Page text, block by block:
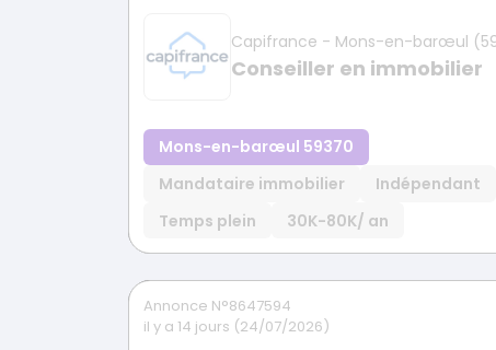
Capifrance - Mons-en-barœul
Conseiller en immobilier
Mons-en-barœul 59370
Mandataire immobilier
Indépendant
Temps plein
30K-80K/ an
Annonce N°8647594
il y a 14 jours (24/07/2026)